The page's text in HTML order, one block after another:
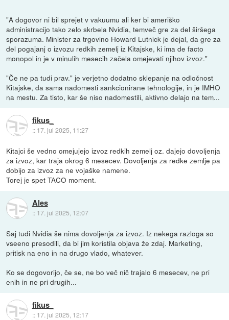
"A dogovor ni bil sprejet v vakuumu ali ker bi ameriško
administracijo tako zelo skrbela Nvidia, temveč gre za del širšega
sporazuma. Minister za trgovino Howard Lutnick je dejal, da gre za
del pogajanj o izvozu redkih zemelj iz Kitajske, ki ima de facto
monopol in je v minulih mesecih začela omejevati njihov izvoz."
"Če ne pa tudi prav." je verjetno dodatno sklepanje na odločnost
Kitajske, da sama nadomesti sankcionirane tehnologije, in je IMHO
na mestu. Za tisto, kar še niso nadomestili, aktivno delajo na tem...
fikus_
:: 17. jul 2025, 11:27
Kitajci še vedno omejujejo izvoz redkih zemelj oz. dajejo dovoljenja
za izvoz, kar traja okrog 6 mesecev. Dovoljenja za redke zemlje pa
dobijo za izvoz za ne vojaške namene.
Torej je spet TACO moment.
Ales
:: 17. jul 2025, 12:07
Saj tudi Nvidia še nima dovoljenja za izvoz. Iz nekega razloga so
vseeno presodili, da bi jim koristila objava že zdaj. Marketing,
pritisk na eno in na drugo vlado, whatever.
Ko se dogovorijo, če se, ne bo več nič trajalo 6 mesecev, ne pri
enih in ne pri drugih...
fikus_
:: 17. jul 2025, 12:17